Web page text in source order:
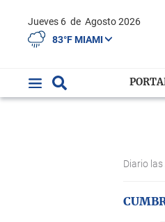
Jueves 6 de Agosto 2026
83°F MIAMI
Diario